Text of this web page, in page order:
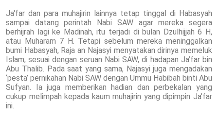
Ja'far dan para muhajirin lainnya tetap tinggal di Habasyah
sampai datang perintah Nabi SAW agar mereka segera
berhijrah lagi ke Madinah, itu terjadi di bulan Dzulhijjah 6 H,
atau Muharam 7 H. Tetapi sebelum mereka meninggalkan
bumi Habasyah, Raja an Najasyi menyatakan dirinya memeluk
Islam, sesuai dengan seruan Nabi SAW, di hadapan Ja’far bin
Abu Thalib. Pada saat yang sama, Najasyi juga mengadakan
‘pesta’ pernikahan Nabi SAW dengan Ummu Habibah binti Abu
Sufyan. Ia juga memberikan hadian dan perbekalan yang
cukup melimpah kepada kaum muhajirin yang dipimpin Ja’far
ini.